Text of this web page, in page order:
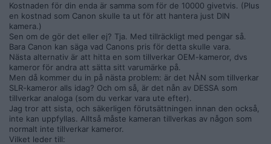
Kostnaden för din enda är samma som för de 10000 givetvis. (Plus
en kostnad som Canon skulle ta ut för att hantera just DIN
kamera.)
Sen om de gör det eller ej? Tja. Med tillräckligt med pengar så.
Bara Canon kan säga vad Canons pris för detta skulle vara.
Nästa alternativ är att hitta en som tillverkar OEM-kameror, dvs
kameror för andra att sätta sitt varumärke på.
Men då kommer du in på nästa problem: är det NÅN som tillverkar
SLR-kameror alls idag? Och om så, är det nån av DESSA som
tillverkar analoga (som du verkar vara ute efter).
Jag tror att sista, och säkerligen förutsättningen innan den också,
inte kan uppfyllas. Alltså måste kameran tillverkas av någon som
normalt inte tillverkar kameror.
Vilket leder till: